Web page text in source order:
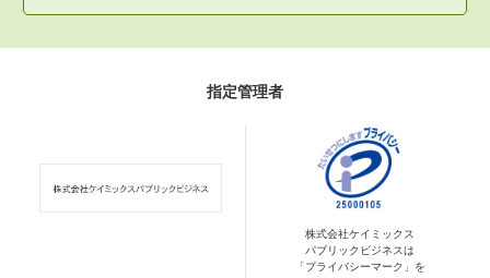
指定管理者
株式会社ケイミックス
パブリックビジネスは
「プライバシーマーク」を